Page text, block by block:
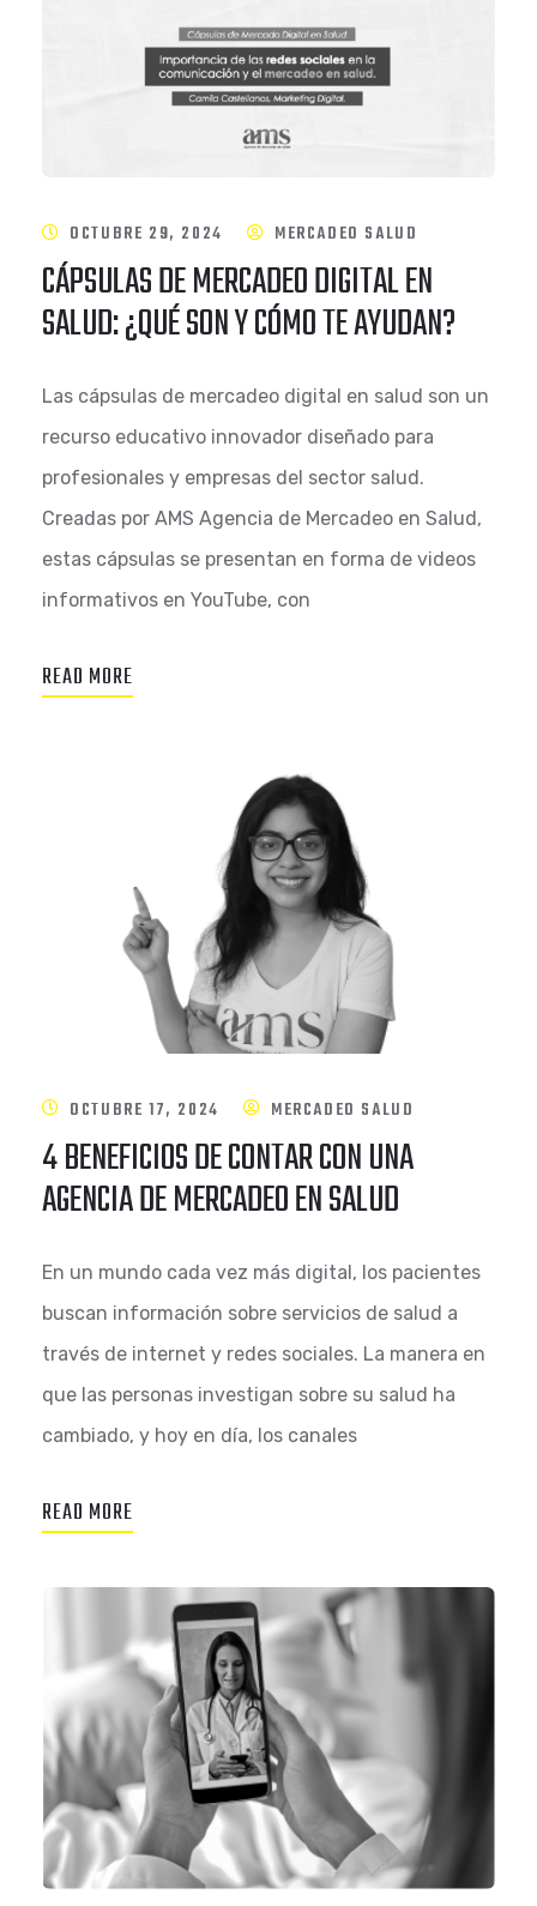
OCTUBRE 29, 2024 MERCADEO SALUD
CÁPSULAS DE MERCADEO DIGITAL EN
SALUD: ¿QUÉ SON Y CÓMO TE AYUDAN?
Las cápsulas de mercadeo digital en salud son un
recurso educativo innovador diseñado para
profesionales y empresas del sector salud.
Creadas por AMS Agencia de Mercadeo en Salud,
estas cápsulas se presentan en forma de videos
informativos en YouTube, con
READ MORE
OCTUBRE 17, 2024 MERCADEO SALUD
4 BENEFICIOS DE CONTAR CON UNA
AGENCIA DE MERCADEO EN SALUD
En un mundo cada vez más digital, los pacientes
buscan información sobre servicios de salud a
través de internet y redes sociales. La manera en
que las personas investigan sobre su salud ha
cambiado, y hoy en día, los canales
READ MORE